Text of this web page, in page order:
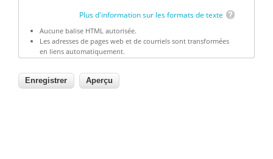
Plus d'information sur les formats de texte
Aucune balise HTML autorisée.
Les adresses de pages web et de courriels sont transformées
en liens automatiquement.